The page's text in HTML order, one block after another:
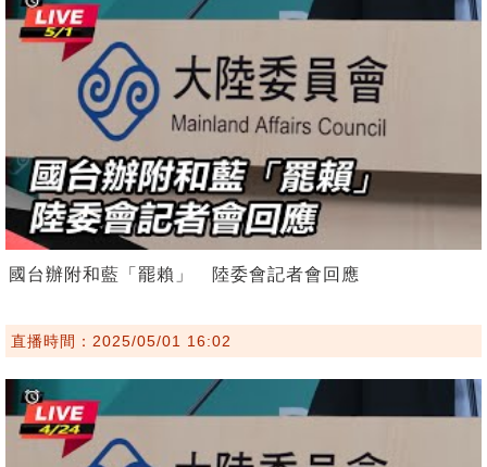
國台辦附和藍「罷賴」 陸委會記者會回應
直播時間：2025/05/01 16:02